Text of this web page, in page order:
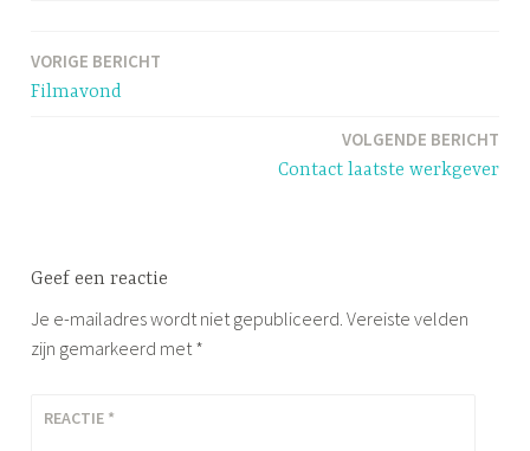
Bericht
VORIGE BERICHT
Filmavond
VOLGENDE BERICHT
Contact laatste werkgever
Geef een reactie
Je e-mailadres wordt niet gepubliceerd. Vereiste velden
zijn gemarkeerd met*
REACTIE *